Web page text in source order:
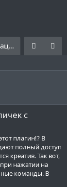
Правила
Регистрация
с
плагин!? В
полный доступ
креатив. Так вот,
нажатии на
команды. В